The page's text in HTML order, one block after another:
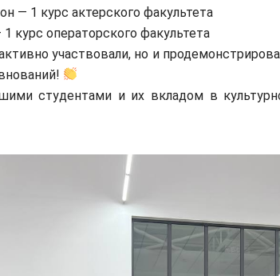
— 1 курс актерского факультета
курс операторского факультета
участвовали, но и
студентами и их вкладом в